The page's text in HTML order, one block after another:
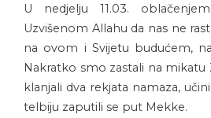
U nedjelju 11.03.
Uzvišenom Allahu da nas ne
na ovom i Svijetu budućem,
Nakratko smo zastali na mikatu
klanjali dva rekjata namaza,
telbiju zaputili se put Mekke.